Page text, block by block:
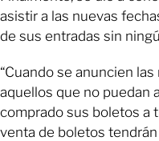
asistir a las nuevas
de sus entradas sin
“Cuando se anuncien
aquellos que no puedan
comprado sus boletos a
venta de boletos